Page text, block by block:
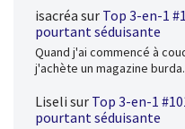
isacréa sur Top 3-en-1
pourtant séduisante
Quand j'ai commencé à
j'achète un magazine
Liseli sur Top 3-en-1
pourtant séduisante